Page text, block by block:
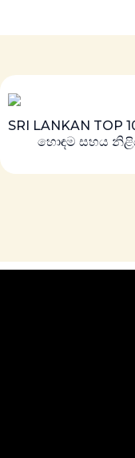
SRI LANKAN TOP
හොඳම සහය